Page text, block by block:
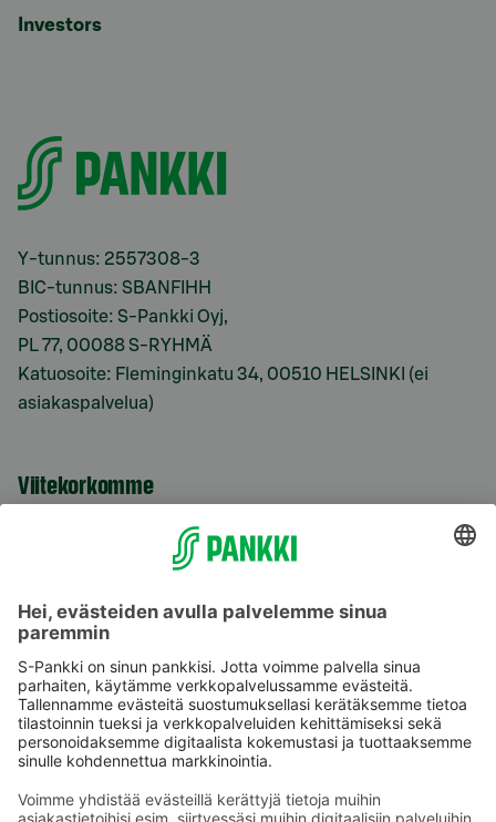
Investors
Y-tunnus: 2557308-3
BIC-tunnus: SBANFIHH
Postiosoite: S-Pankki Oyj,
PL 77, 00088 S-RYHMÄ
Katuosoite: Fleminginkatu 34, 00510 HELSINKI (ei
asiakaspalvelua)
Viitekorkomme
Käyttöehdot